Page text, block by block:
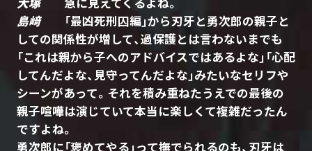
島﨑「最凶死刑囚編」から刃牙と勇次郎の親子と
しての関係性が増して、過保護とは言わないまでも
「これは親から子へのアドバイスではあるよな」「心配
してんだよな、見守ってんだよな」みたいなセリフや
シーンがあって。それを積み重ねたうえでの最後の
親子喧嘩は演じていて本当に楽しくて複雑だったん
ですよね。
勇次郎に「褒めてやる」って撫でられるのも、刃牙は